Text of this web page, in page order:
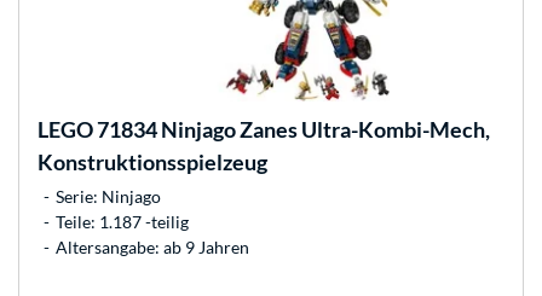
LEGO71834 Ninjago Zanes Ultra-Kombi-Mech,
Konstruktionsspielzeug
Serie: Ninjago
Teile: 1.187 -teilig
Altersangabe: ab 9 Jahren